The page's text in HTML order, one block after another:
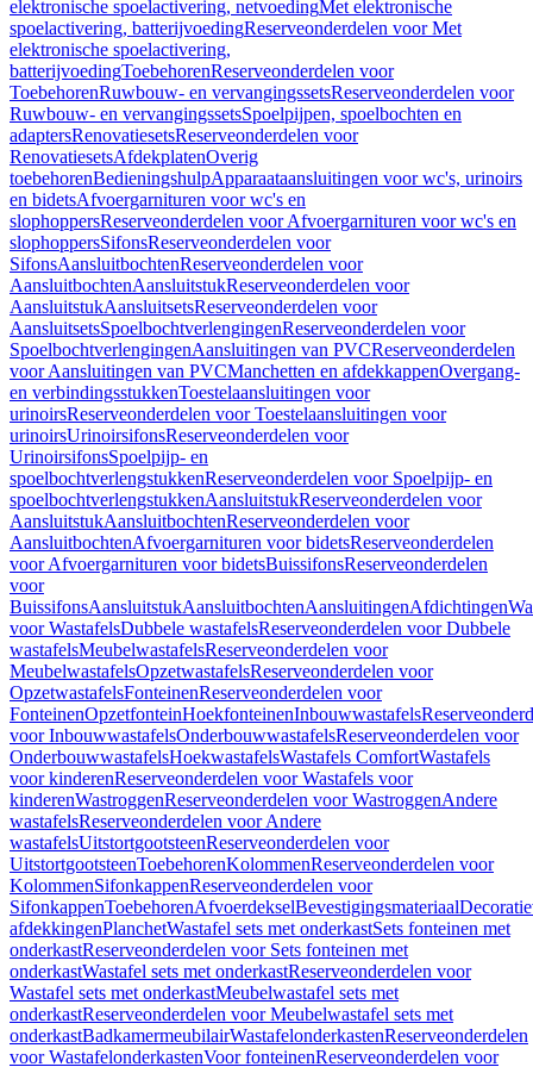
elektronische spoelactivering, netvoedingMet elektronische
spoelactivering, batterijvoedingReserveonderdelen voor Met
elektronische spoelactivering,
batterijvoedingToebehorenReserveonderdelen voor
ToebehorenRuwbouw- en vervangingssetsReserveonderdelen voor
Ruwbouw- en vervangingssetsSpoelpijpen, spoelbochten en
adaptersRenovatiesetsReserveonderdelen voor
RenovatiesetsAfdekplatenOverig
toebehorenBedieningshulpApparaataansluitingen voor wc's, urinoirs
en bidetsAfvoergarnituren voor wc's en
slophoppersReserveonderdelen voor Afvoergarnituren voor wc's en
slophoppersSifonsReserveonderdelen voor
SifonsAansluitbochtenReserveonderdelen voor
AansluitbochtenAansluitstukReserveonderdelen voor
AansluitstukAansluitsetsReserveonderdelen voor
AansluitsetsSpoelbochtverlengingenReserveonderdelen voor
SpoelbochtverlengingenAansluitingen van PVCReserveonderdelen
voor Aansluitingen van PVCManchetten en afdekkappenOvergang-
en verbindingsstukkenToestelaansluitingen voor
urinoirsReserveonderdelen voor Toestelaansluitingen voor
urinoirsUrinoirsifonsReserveonderdelen voor
UrinoirsifonsSpoelpijp- en
spoelbochtverlengstukkenReserveonderdelen voor Spoelpijp- en
spoelbochtverlengstukkenAansluitstukReserveonderdelen voor
AansluitstukAansluitbochtenReserveonderdelen voor
AansluitbochtenAfvoergarnituren voor bidetsReserveonderdelen
voor Afvoergarnituren voor bidetsBuissifonsReserveonderdelen
voor
BuissifonsAansluitstukAansluitbochtenAansluitingenAfdichtingen
voor WastafelsDubbele wastafelsReserveonderdelen voor Dubbele
wastafelsMeubelwastafelsReserveonderdelen voor
MeubelwastafelsOpzetwastafelsReserveonderdelen voor
OpzetwastafelsFonteinenReserveonderdelen voor
FonteinenOpzetfonteinHoekfonteinenInbouwwastafels
voor InbouwwastafelsOnderbouwwastafelsReserveonderdelen voor
OnderbouwwastafelsHoekwastafelsWastafels ComfortWastafels
voor kinderenReserveonderdelen voor Wastafels voor
kinderenWastroggenReserveonderdelen voor WastroggenAndere
wastafelsReserveonderdelen voor Andere
wastafelsUitstortgootsteenReserveonderdelen voor
UitstortgootsteenToebehorenKolommenReserveonderdelen voor
KolommenSifonkappenReserveonderdelen voor
SifonkappenToebehorenAfvoerdekselBevestigingsmateriaal
afdekkingenPlanchetWastafel sets met onderkastSets fonteinen met
onderkastReserveonderdelen voor Sets fonteinen met
onderkastWastafel sets met onderkastReserveonderdelen voor
Wastafel sets met onderkastMeubelwastafel sets met
onderkastReserveonderdelen voor Meubelwastafel sets met
onderkastBadkamermeubilairWastafelonderkastenReserveonderdelen
voor WastafelonderkastenVoor fonteinenReserveonderdelen voor